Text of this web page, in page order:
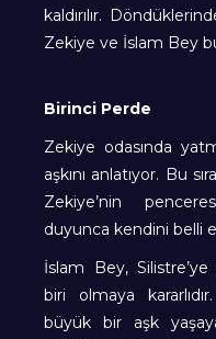
kaldırılır.
Zekiye ve İslam Bey
Birinci Perde
Zekiye odasında
aşkını anlatıyor. Bu
Zekiye’nin
duyunca kendini belli
İslam Bey,
biri olmaya
büyük bir aşk